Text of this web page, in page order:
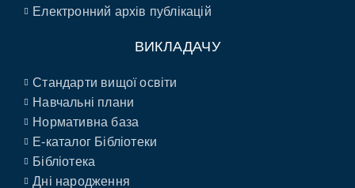
Електронний архів публікацій
ВИКЛАДАЧУ
Стандарти вищої освіти
Навчальні плани
Нормативна база
E-каталог Бібліотеки
Бібліотека
Дні народження